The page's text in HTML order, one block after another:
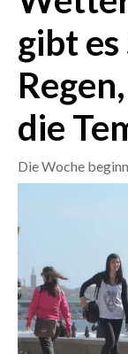
CRONACA
MONDO
POLITICA
LAVORO
BANDI
SPORT IN
gibt es
die
Die Woche